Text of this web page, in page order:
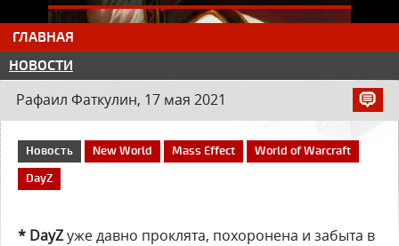
ГЛАВНАЯ
НОВОСТИ
Рафаил Фаткулин, 17 мая 2021
Новость New World Mass Effect
World of Warcraft
DayZ
* DayZуже давно проклята, похоронена и забыта в